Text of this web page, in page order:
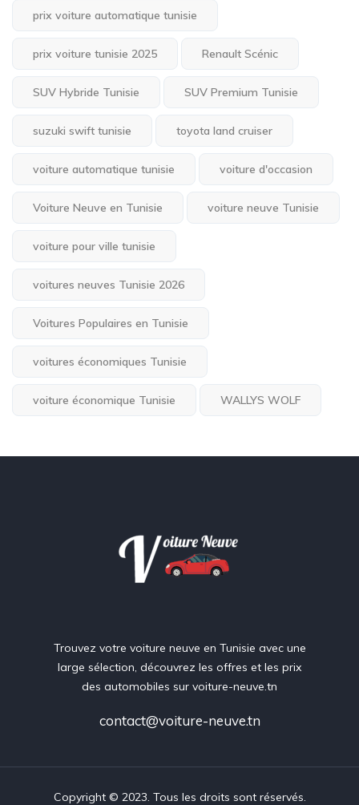
prix voiture automatique tunisie
prix voiture tunisie 2025 Renault Scénic
SUV Hybride Tunisie SUV Premium Tunisie
suzuki swift tunisie toyota land cruiser
voiture automatique tunisie voiture d'occasion
Voiture Neuve en Tunisie voiture neuve Tunisie
voiture pour ville tunisie
voitures neuves Tunisie 2026
Voitures Populaires en Tunisie
voitures économiques Tunisie
voiture économique Tunisie WALLYS WOLF
Trouvez votre voiture neuve en Tunisie avec une
large sélection, découvrez les offres et les prix
des automobiles sur voiture-neuve.tn
contact@voiture-neuve.tn
Copyright © 2023. Tous les droits sont réservés.